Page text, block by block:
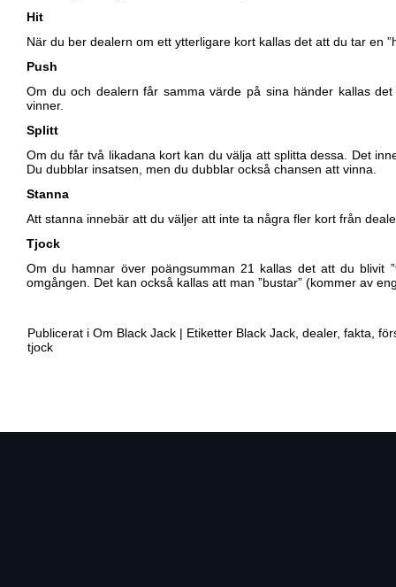
Hit
När du ber dealern om ett ytterligare kort kallas det att du tar en
Push
Om du och dealern får samma värde på sina händer kallas
vinner.
Splitt
Om du får två likadana kort kan du välja att splitta dessa. Det
Du dubblar insatsen, men du dubblar också chansen att vinna.
Stanna
Att stanna innebär att du väljer att inte ta några fler kort från
Tjock
Om du hamnar över poängsumman 21 kallas det att du blivit
omgången. Det kan också kallas att man ”bustar” (kommer av
Publicerat i Om Black Jack | Etiketter Black Jack dealer, fakta
tjock